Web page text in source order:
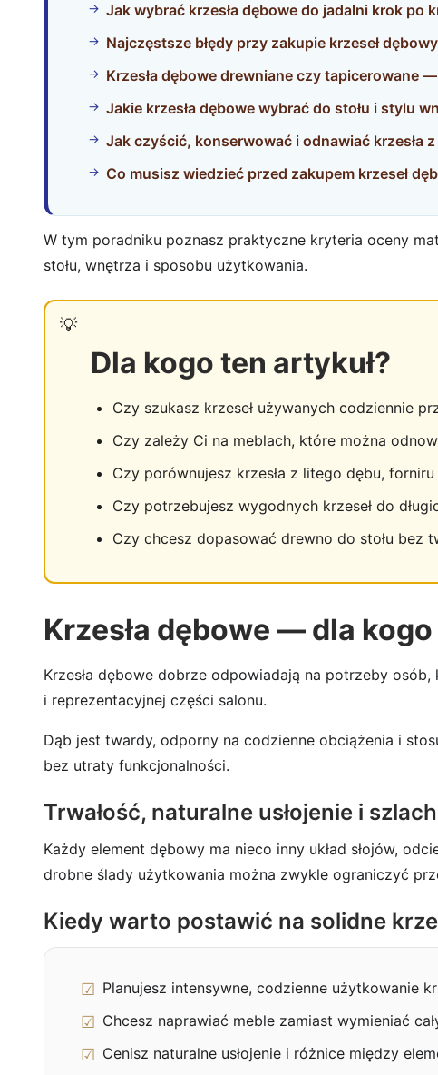
Jak wybrać krzesła dębowe do jadalni krok po
Najczęstsze błędy przy zakupie krzeseł
Krzesła dębowe drewniane czy tapicerowane
Jakie krzesła dębowe wybrać do stołu i stylu
Jak czyścić, konserwować i odnawiać krzesła
Co musisz wiedzieć przed zakupem krzeseł
W tym poradniku poznasz praktyczne kryteria oceny
stołu, wnętrza i sposobu użytkowania.
Dla kogo ten artykuł?
Czy szukasz krzeseł używanych codziennie
Czy zależy Ci na meblach, które można
Czy porównujesz krzesła z litego dębu,
Czy potrzebujesz wygodnych krzeseł do
Czy chcesz dopasować drewno do stołu bez
Krzesła dębowe — dla
Krzesła dębowe dobrze odpowiadają na potrzeby
i reprezentacyjnej części salonu.
Dąb jest twardy, odporny na codzienne obciążenia i
bez utraty funkcjonalności.
Trwałość, naturalne usłojenie i
Każdy element dębowy ma nieco inny układ słojów,
drobne ślady użytkowania można zwykle ograniczyć
Kiedy warto postawić na solidne
Planujesz intensywne, codzienne użytkowanie
Chcesz naprawiać meble zamiast wymieniać
Cenisz naturalne usłojenie i różnice między